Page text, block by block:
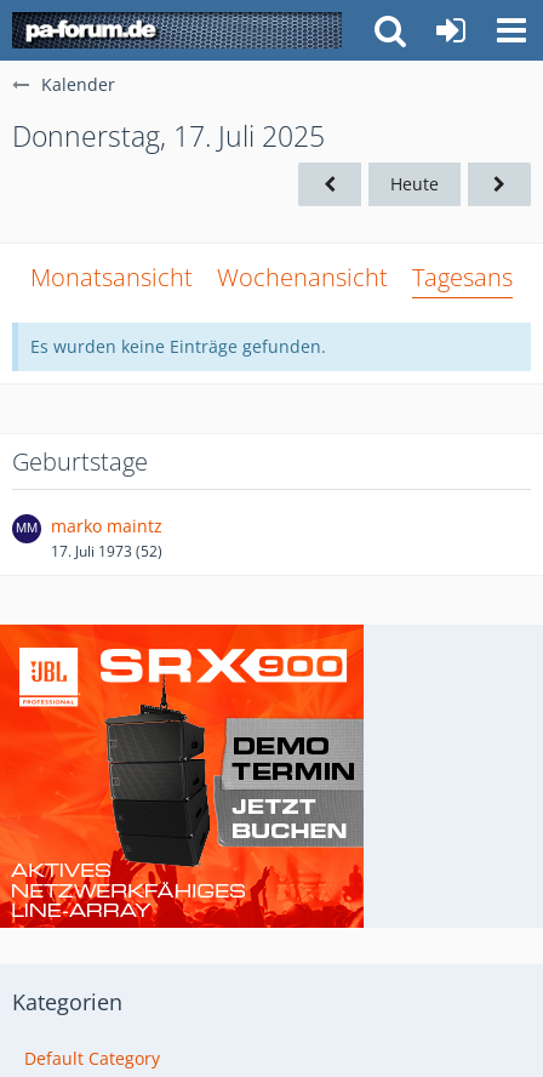
Kalender
Donnerstag, 17. Juli 2025
Heute
Monatsansicht Wochenansicht
Es wurden keine Einträge gefunden.
Geburtstage
marko maintz
17. Juli 1973 (52)
Kategorien
Default Category